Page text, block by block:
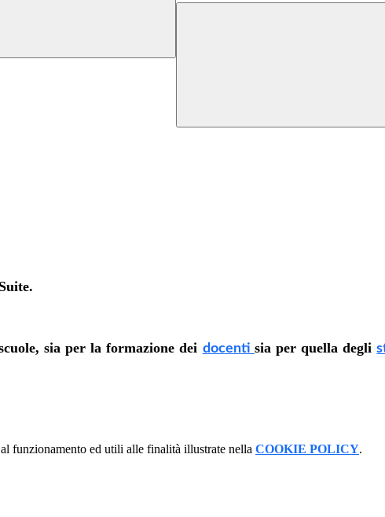
sia per la formazione dei docenti sia per quella degli
funzionamento ed utili alle finalità illustrate nella COOKIE POLICY.